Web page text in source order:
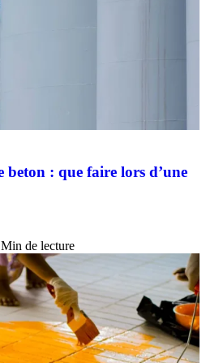
beton : que faire lors d’une
de lecture